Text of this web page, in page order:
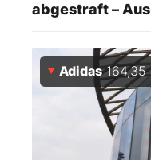
abgestraft –
Adidas 164,35